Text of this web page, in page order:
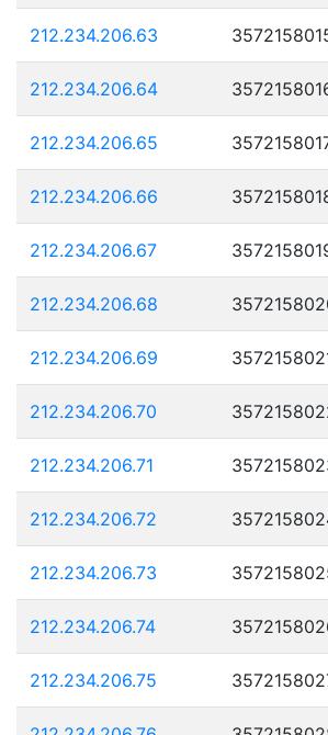
212.234.206.63
212.234.206.64
212.234.206.65
212.234.206.66
212.234.206.67
212.234.206.68
212.234.206.69
212.234.206.70
212.234.206.71
212.234.206.72
212.234.206.73
212.234.206.74
212.234.206.75